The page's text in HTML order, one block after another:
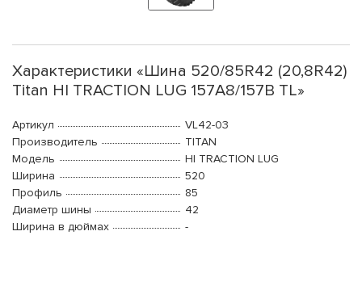
Характеристики «Шина 520/85R42 (20,8R42)
Titan HI TRACTION LUG 157A8/157B TL»
Артикул
VL42-03
Производитель
TITAN
Модель
HI TRACTION LUG
Ширина
520
Профиль
85
Диаметр шины
42
Ширина в дюймах
-